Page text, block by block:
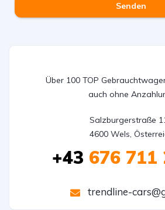
Senden
Über 100 TOP
auch ohne
Salzburgerstraße
4600 Wels,
+43 676 711
trendline-